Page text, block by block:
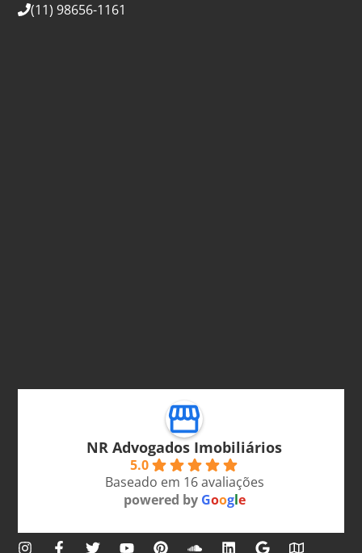
(11) 98656-1161
NR Advogados Imobiliários
5.0
Baseado em 16 avaliações
powered by Google